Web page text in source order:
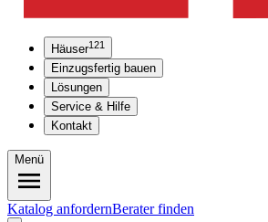
Häuser121
Einzugsfertig bauen
Lösungen
Service & Hilfe
Kontakt
Menü
Katalog anfordernBerater finden